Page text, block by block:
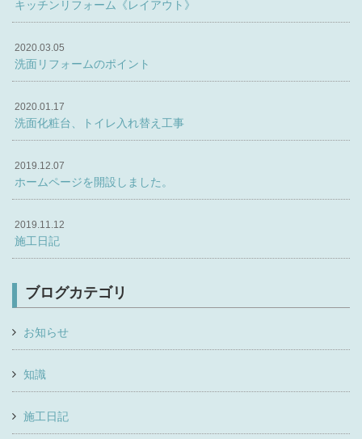
キッチンリフォーム《レイアウト》
2020.03.05
洗面リフォームのポイント
2020.01.17
洗面化粧台、トイレ入れ替え工事
2019.12.07
ホームページを開設しました。
2019.11.12
施工日記
ブログカテゴリ
お知らせ
知識
施工日記